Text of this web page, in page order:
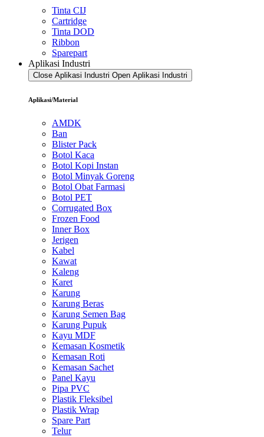
Tinta CIJ
Cartridge
Tinta DOD
Ribbon
Sparepart
Aplikasi Industri
Close Aplikasi Industri Open Aplikasi Industri
Aplikasi/Material
AMDK
Ban
Blister Pack
Botol Kaca
Botol Kopi Instan
Botol Minyak Goreng
Botol Obat Farmasi
Botol PET
Corrugated Box
Frozen Food
Inner Box
Jerigen
Kabel
Kawat
Kaleng
Karet
Karung
Karung Beras
Karung Semen Bag
Karung Pupuk
Kayu MDF
Kemasan Kosmetik
Kemasan Roti
Kemasan Sachet
Panel Kayu
Pipa PVC
Plastik Fleksibel
Plastik Wrap
Spare Part
Telur